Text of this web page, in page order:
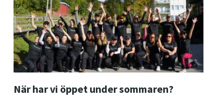
När har vi öppet under sommaren?